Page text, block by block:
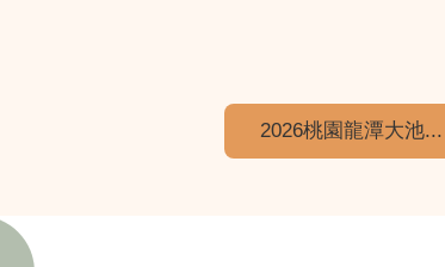
2026桃園龍潭大池...